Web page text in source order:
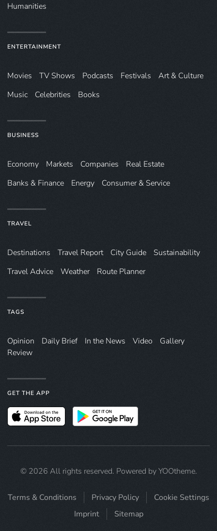
Humanities
ENTERTAINMENT
Movies TV Shows Podcasts Festivals
Art & Culture
Music
Celebrities Books
BUSINESS
Economy Markets Companies
Real Estate
Banks & Finance
Energy Consumer & Service
TRAVEL
Destinations Travel Report City Guide
Sustainability
Travel Advice
Weather Route Planner
TAGS
Opinion Daily Brief In the News Video
Gallery
Review
GET THE APP
© 2026 All rights reserved. Powered byYOOtheme.
Terms & Conditions Privacy Policy
Cookie Settings
Imprint
Sitemap